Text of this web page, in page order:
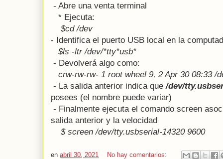
- Abre una venta terminal
* Ejecuta:
$cd /dev
- Identifica el puerto USB local en la
$ls -ltr /dev/*tty*usb*
- Devolverá algo como:
crw-rw-rw- 1 root wheel 9, 2 Apr 30 08:33 /
- La salida anterior indica que /dev/
posees (el nombre puede variar)
- Finalmente ejecuta el comando screen
salida anterior y la velocidad
$ screen /dev/tty.usbserial-14320 9600
en abril 30, 2021 No hay comentarios: